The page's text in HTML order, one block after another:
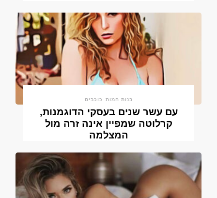
בנות חמות כוכבים
עם עשר שנים בעסקי הדוגמנות,
קרלוטה שמפיין אינה זרה מול
המצלמה